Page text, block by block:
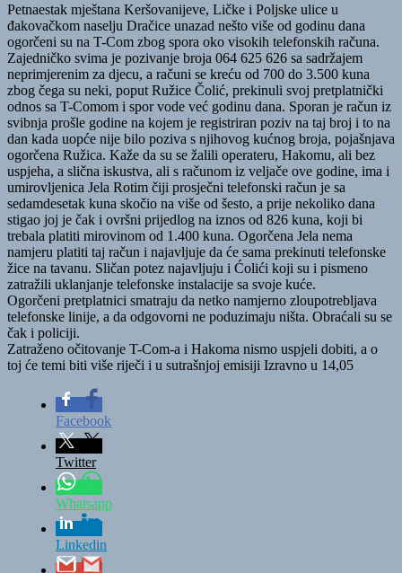
Petnaestak mještana Keršovanijeve, Ličke i Poljske ulice u
đakovačkom naselju Dračice unazad nešto više od godinu dana
ogorčeni su na T-Com zbog spora oko visokih telefonskih računa.
Zajedničko svima je pozivanje broja 064 625 626 sa sadržajem
neprimjerenim za djecu, a računi se kreću od 700 do 3.500 kuna
zbog čega su neki, poput Ružice Čolić, prekinuli svoj pretplatnički
odnos sa T-Comom i spor vode već godinu dana. Sporan je račun iz
svibnja prošle godine na kojem je registriran poziv na taj broj i to na
dan kada uopće nije bilo poziva s njihovog kućnog broja, pojašnjava
ogorčena Ružica. Kaže da su se žalili operateru, Hakomu, ali bez
uspjeha, a slična iskustva, ali s računom iz veljače ove godine, ima i
umirovljenica Jela Rotim čiji prosječni telefonski račun je sa
sedamdesetak kuna skočio na više od šesto, a prije nekoliko dana
stigao joj je čak i ovršni prijedlog na iznos od 826 kuna, koji bi
trebala platiti mirovinom od 1.400 kuna. Ogorčena Jela nema
namjeru platiti taj račun i najavljuje da će sama prekinuti telefonske
žice na tavanu. Sličan potez najavljuju i Ćolići koji su i pismeno
zatražili uklanjanje telefonske instalacije sa svoje kuće.
Ogorčeni pretplatnici smatraju da netko namjerno zloupotrebljava
telefonske linije, a da odgovorni ne poduzimaju ništa. Obraćali su se
čak i policiji.
Zatraženo očitovanje T-Com-a i Hakoma nismo uspjeli dobiti, a o
toj će temi biti više riječi i u sutrašnjoj emisiji Izravno u 14,05
Facebook
Twitter
Whatsapp
Linkedin